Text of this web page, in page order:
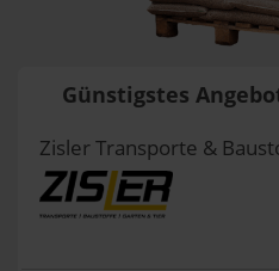
Günstigstes
Zisler Transporte &